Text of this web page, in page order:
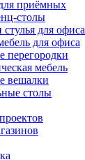
приёмных
столы
стулья для офиса
для офиса
перегородки
мебель
вешалки
столы